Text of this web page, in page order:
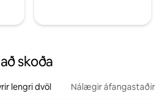
skoða
lengri dvöl Nálægir áfangastaðir